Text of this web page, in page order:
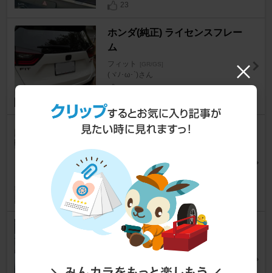
23
ホンダ(純正) ライセンスフレー
ム
フィット [GR/GS]
(ヾﾉ･ω･`)さん
ホンダ(純正) マッドガード
ホンダ車9台目さん
11
FJ CRAFT ダッシュボードマッ
うまにのるくまさん